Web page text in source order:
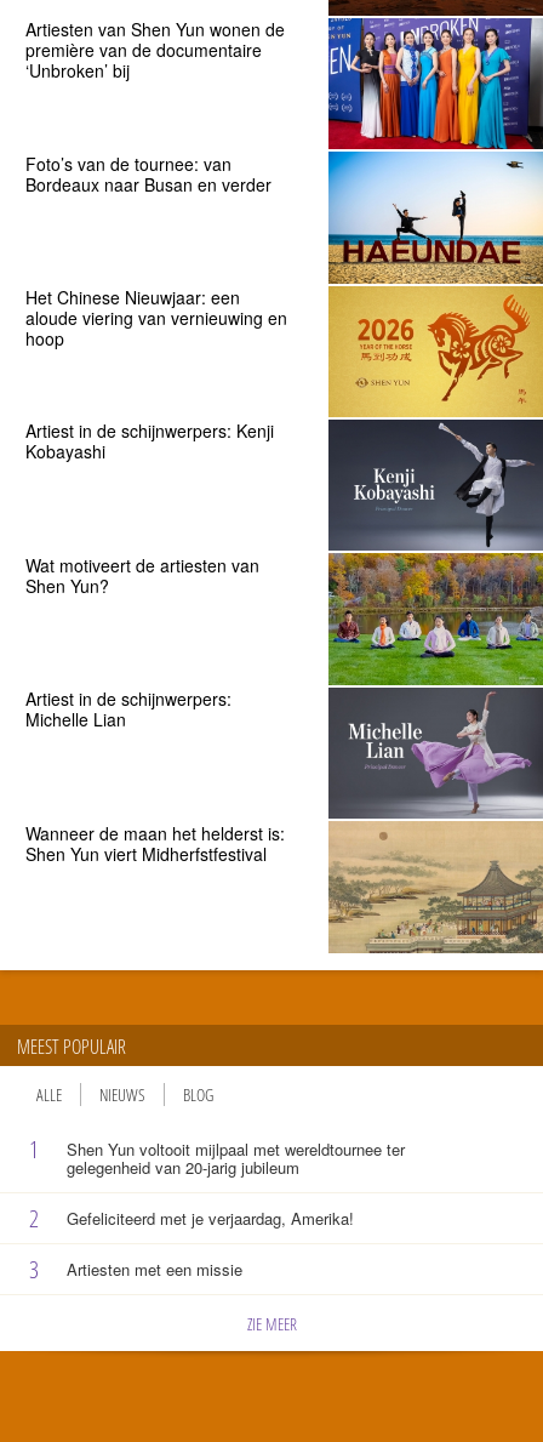
Artiesten van Shen Yun wonen de
première van de documentaire
‘Unbroken’ bij
Foto’s van de tournee: van
Bordeaux naar Busan en verder
Het Chinese Nieuwjaar: een
aloude viering van vernieuwing en
hoop
Artiest in de schijnwerpers: Kenji
Kobayashi
Wat motiveert de artiesten van
Shen Yun?
Artiest in de schijnwerpers:
Michelle Lian
Wanneer de maan het helderst is:
Shen Yun viert Midherfstfestival
MEEST POPULAIR
ALLE NIEUWS BLOG
1 Shen Yun voltooit mijlpaal met wereldtournee ter
gelegenheid van 20-jarig jubileum
2 Gefeliciteerd met je verjaardag, Amerika!
3 Artiesten met een missie
ZIE MEER